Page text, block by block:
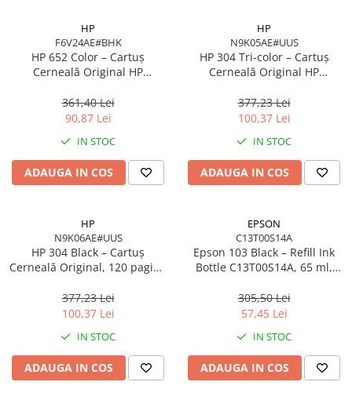
Camere Foto & Sisteme Optice
Webcam
Caști & Microfoane
Căști Gaming & Consumer
Ecrane Digital Signage
Proiectoare Business
Proiectoare Consumer
Plăci de baza
Plăci video
HP
F6V24AE#BHK
HP 652 Color – Cartuș
Cerneală Original HP
Cyan/Magenta/Yellow
361,40 Lei
90,87 Lei
IN STOC
ADAUGA IN COS
HP
N9K05AE#UUS
HP 304 Tri‑color – Cartuș
Cerneală Original HP
Cyan/Magenta/Yellow
377,23 Lei
100,37 Lei
IN STOC
ADAUGA IN COS
HP
N9K06AE#UUS
HP 304 Black – Cartuș
Cerneală Original, 120 pagini,
377,23 Lei
100,37 Lei
IN STOC
ADAUGA IN COS
EPSON
C13T00S14A
Epson 103 Black – Refill Ink
Bottle C13T00S14A, 65 ml,
305,50 Lei
57,45 Lei
IN STOC
ADAUGA IN COS